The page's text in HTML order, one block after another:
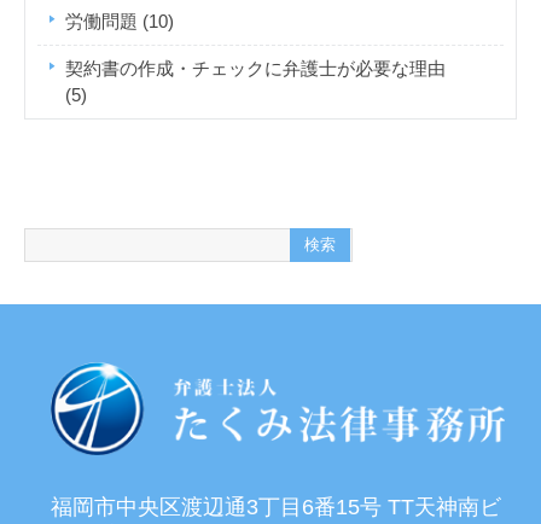
労働問題 (10)
契約書の作成・チェックに弁護士が必要な理由
(5)
福岡市中央区渡辺通3丁目6番15号 TT天神南ビ